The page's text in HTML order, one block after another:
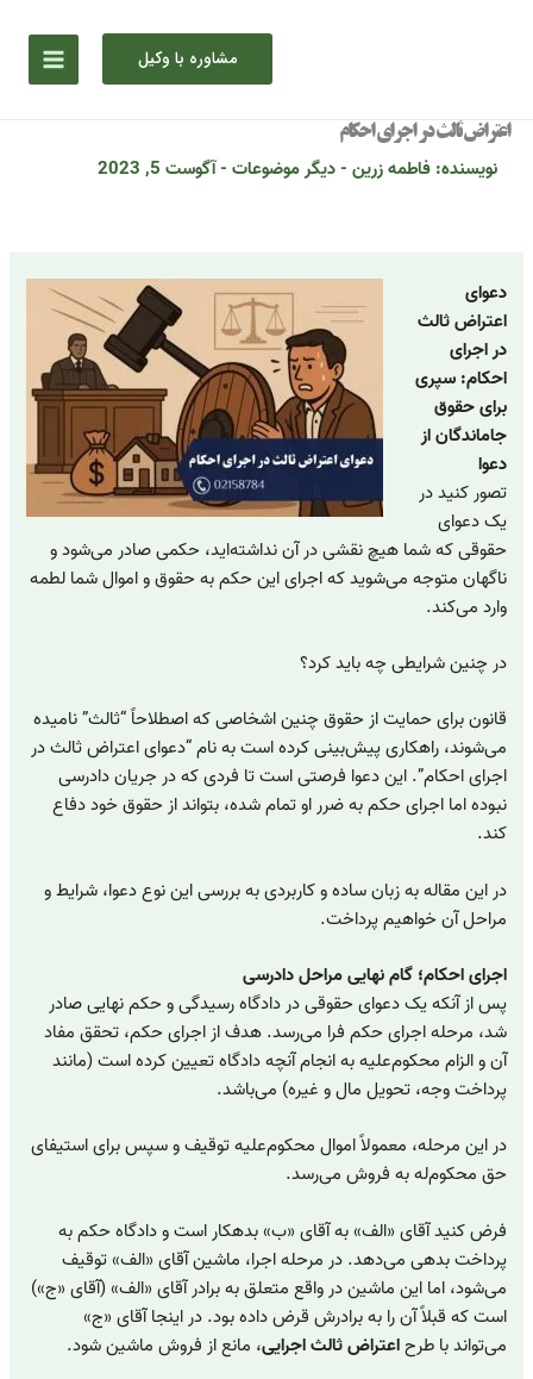
مشاوره با وکیل
اعتراض ثالث در اجرای احکام
نویسنده: فاطمه زرین -دیگر موضوعات -آگوست 5, 2023
دعوای
اعتراض ثالث
در اجرای
احکام: سپری
برای حقوق
جاماندگان از
دعوا
تصور کنید در
یک دعوای
حقوقی که شما هیچ نقشی در آن نداشته‌اید، حکمی صادر می‌شود و
ناگهان متوجه می‌شوید که اجرای این حکم به حقوق و اموال شما لطمه
وارد می‌کند.
در چنین شرایطی چه باید کرد؟
قانون برای حمایت از حقوق چنین اشخاصی که اصطلاحاً “ثالث” نامیده
می‌شوند، راهکاری پیش‌بینی کرده است به نام “دعوای اعتراض ثالث در
اجرای احکام”. این دعوا فرصتی است تا فردی که در جریان دادرسی
نبوده اما اجرای حکم به ضرر او تمام شده، بتواند از حقوق خود دفاع
کند.
در این مقاله به زبان ساده و کاربردی به بررسی این نوع دعوا، شرایط و
مراحل آن خواهیم پرداخت.
اجرای احکام؛ گام نهایی مراحل دادرسی
پس از آنکه یک دعوای حقوقی در دادگاه رسیدگی و حکم نهایی صادر
شد، مرحله اجرای حکم فرا می‌رسد. هدف از اجرای حکم، تحقق مفاد
آن و الزام محکوم‌علیه به انجام آنچه دادگاه تعیین کرده است (مانند
پرداخت وجه، تحویل مال و غیره) می‌باشد.
در این مرحله، معمولاً اموال محکوم‌علیه توقیف و سپس برای استیفای
حق محکوم‌له به فروش می‌رسد.
فرض کنید آقای «الف» به آقای «ب» بدهکار است و دادگاه حکم به
پرداخت بدهی می‌دهد. در مرحله اجرا، ماشین آقای «الف» توقیف
می‌شود، اما این ماشین در واقع متعلق به برادر آقای «الف» (آقای «ج»)
است که قبلاً آن را به برادرش قرض داده بود. در اینجا آقای «ج»
می‌تواند با طرحاعتراض ثالث اجرایی، مانع از فروش ماشین شود.